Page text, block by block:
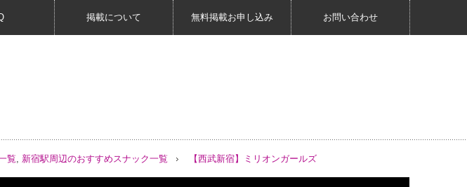
掲載について 無料掲載お申し込み お問い合わせ
覧, 新宿駅周辺のおすすめスナック一覧 【西武新宿】ミリオンガールズ